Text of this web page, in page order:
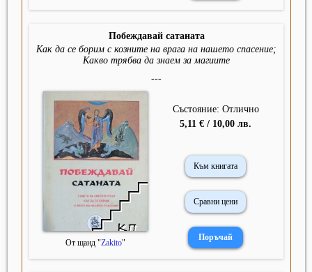
Побеждавай сатаната
Как да се борим с козните на врага на нашето спасение;
Какво трябва да знаем за магиите
---
От щанд "Zakito"
Състояние: Отлично
5,11 € / 10,00 лв.
Към книгата
Сравни цени